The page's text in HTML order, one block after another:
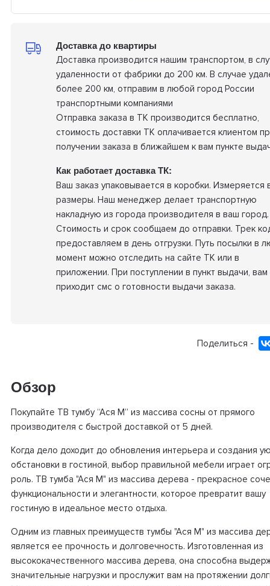
Доставка до квартиры
Доставка производится нашим транспортом, в
удаленности от фабрики до 200 км. В случае
более 200 км, отправим в любой город России
транспортными компаниями
Отправка заказа в ТК производится бесплатно,
стоимость доставки ТК оплачивается клиентом
получении заказа в ближайшем к вам пункте
Как работает доставка ТК:
Ваш заказ упаковывается в коробки. Измеряется
размеры. Наш менеджер делает транспортную
накладную из города производителя в ваш город.
Стоимость и срок сообщаем до отправки. Трек
предоставляем в день отгрузки. Путь посылки в
момент можно отследить на сайте ТК или в
приложении. При поступлении в пункт выдачи, вам
приходит смс о готовности выдачи заказа.
Поделиться -
Обзор
Покупайте ТВ тумбу “Ася М” из массива сосны от прямого
производителя с быстрой доставкой от 5 дней.
Когда дело доходит до обновления интерьера и создания
обстановки в гостиной, выбор правильной мебели играет
роль. ТВ тумба "Ася М" из массива дерева - прекрасное
функциональности и элегантности, которое превратит вашу
гостиную в идеальное место отдыха.
Одним из главных преимуществ тумбы "Ася М" из массива
является ее прочность и долговечность. Изготовленная из
высококачественного массива дерева, она способна
значительные нагрузки и прослужит вам на протяжении